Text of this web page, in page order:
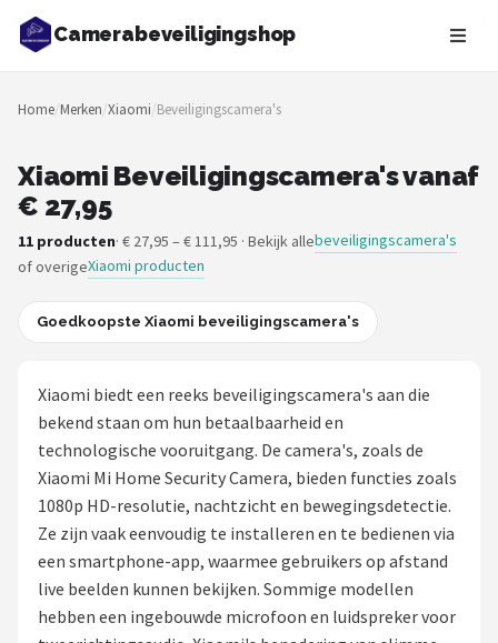
Camerabeveiligingshop
Zoeken
NAVIGATIE
Merken
Blog
Beveiligingscamera's
NAS
Shop
Eufy
Home-Locking
Home/Merken/Xiaomi/Beveiligingscamera's
Xiaomi Beveiligingscamera's vanaf
€ 27,95
11 producten· € 27,95 – € 111,95 · Bekijk allebeveiligingscamera's
of overigeXiaomi producten
Goedkoopste Xiaomi beveiligingscamera's
Xiaomi biedt een reeks beveiligingscamera's aan die
bekend staan om hun betaalbaarheid en
technologische vooruitgang. De camera's, zoals de
Xiaomi Mi Home Security Camera, bieden functies zoals
1080p HD-resolutie, nachtzicht en bewegingsdetectie.
Ze zijn vaak eenvoudig te installeren en te bedienen via
een smartphone-app, waarmee gebruikers op afstand
live beelden kunnen bekijken. Sommige modellen
hebben een ingebouwde microfoon en luidspreker voor